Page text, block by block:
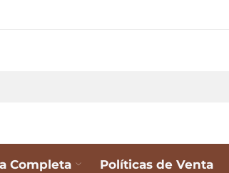
Completa Políticas de Venta